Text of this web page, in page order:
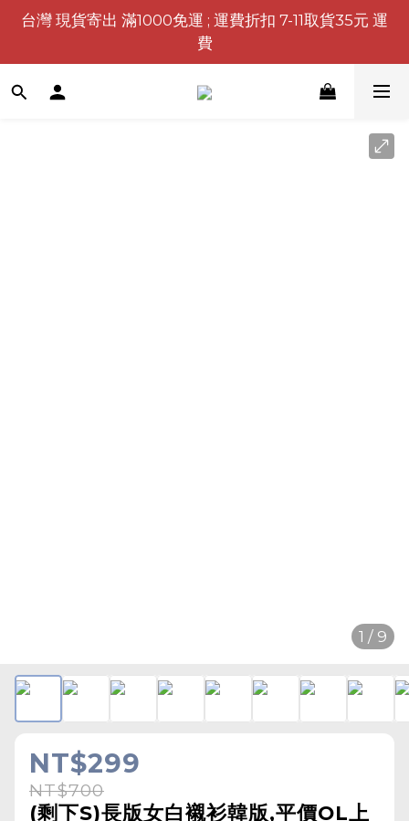
台灣 現貨寄出 滿1000免運 ; 運費折扣 7-11取貨35元 運
費
1 / 9
NT$299
NT$700
(剩下S)長版女白襯衫韓版,平價OL上